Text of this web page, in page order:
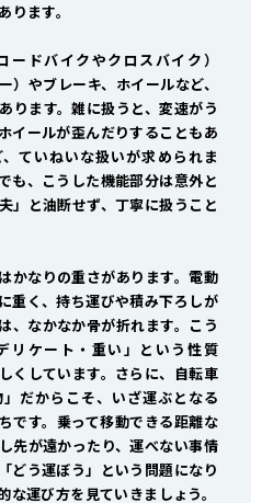
ます。
ードバイクやクロスバイク）
）やブレーキ、ホイールなど、
ります。雑に扱うと、変速がう
イールが歪んだりすることもあ
ていねいな扱いが求められま
も、こうした機能部分は意外と
」と油断せず、丁寧に扱うこと
かなりの重さがあります。電動
重く、持ち運びや積み下ろしが
、なかなか骨が折れます。こう
リケート・重い」という性質
くしています。さらに、自転車
だからこそ、いざ運ぶとなる
です。乗って移動できる距離な
先が遠かったり、運べない事情
どう運ぼう」という問題になり
な運び方を見ていきましょう。